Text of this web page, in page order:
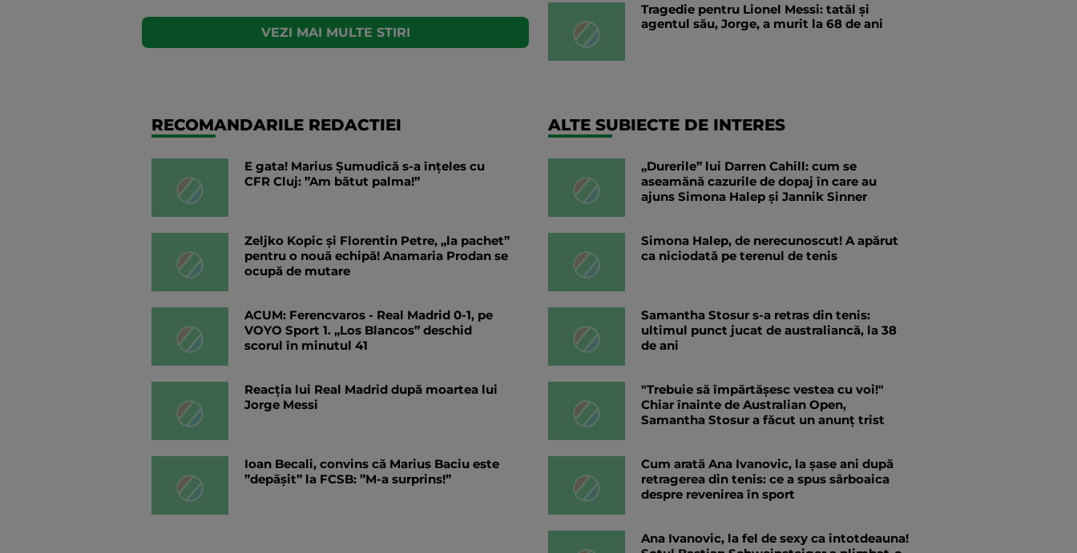
VEZI MAI MULTE STIRI
Tragedie pentru Lionel Messi: tatăl și
agentul său, Jorge, a murit la 68 de ani
RECOMANDARILE REDACTIEI
E gata! Marius Șumudică s-a înțeles cu
CFR Cluj: ”Am bătut palma!”
Zeljko Kopic și Florentin Petre, „la pachet”
pentru o nouă echipă! Anamaria Prodan se
ocupă de mutare
ACUM: Ferencvaros - Real Madrid 0-1, pe
VOYO Sport 1. „Los Blancos” deschid
scorul în minutul 41
Reacția lui Real Madrid după moartea lui
Jorge Messi
Ioan Becali, convins că Marius Baciu este
”depășit” la FCSB: ”M-a surprins!”
ALTE SUBIECTE DE INTERES
„Durerile” lui Darren Cahill: cum se
aseamănă cazurile de dopaj în care au
ajuns Simona Halep și Jannik Sinner
Simona Halep, de nerecunoscut! A apărut
ca niciodată pe terenul de tenis
Samantha Stosur s-a retras din tenis:
ultimul punct jucat de australiancă, la 38
de ani
"Trebuie să împărtășesc vestea cu voi!"
Chiar înainte de Australian Open,
Samantha Stosur a făcut un anunț trist
Cum arată Ana Ivanovic, la șase ani după
retragerea din tenis: ce a spus sârboaica
despre revenirea în sport
Ana Ivanovic, la fel de sexy ca intotdeauna!